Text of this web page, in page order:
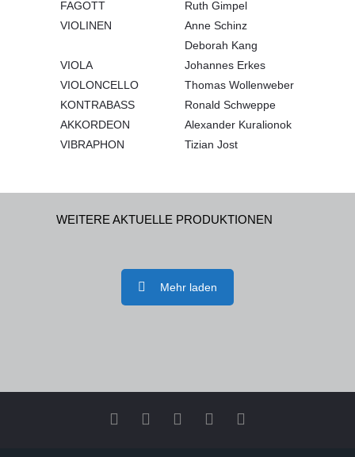
FAGOTT
Ruth Gimpel
VIOLINEN
Anne Schinz
Deborah Kang
VIOLA
Johannes Erkes
VIOLONCELLO
Thomas Wollenweber
KONTRABASS
Ronald Schweppe
AKKORDEON
Alexander Kuralionok
VIBRAPHON
Tizian Jost
WEITERE AKTUELLE PRODUKTIONEN
Mehr laden